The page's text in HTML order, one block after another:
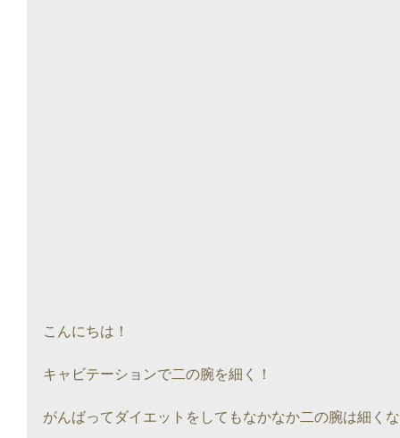
こんにちは！
キャビテーションで二の腕を細く！
がんばってダイエットをしてもなかなか二の腕は細く